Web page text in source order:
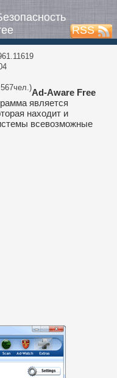
RSS
Ad-Aware Free
является
находит и
всевозможные